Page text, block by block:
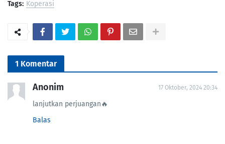
Tags: Koperasi
1 Komentar
Anonim 17 Oktober, 2024 20:34
lanjutkan perjuangan🔥
Balas